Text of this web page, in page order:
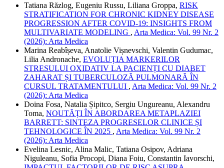
Tatiana Răzlog, Eugeniu Russu, Liliana Groppa, RISK
STRATIFICATION FOR CHRONIC KIDNEY DISEASE
PROGRESSION AFTER COVID-19: INSIGHTS FROM
MULTIVARIATE MODELING , Arta Medica: Vol. 99 Nr. 2
(2026): Arta Medica
Marina Reabîșeva, Anatolie Vișnevschi, Valentin Gudumac,
Lilia Andronache, EVOLUȚIA MARKERILOR
STRESULUI OXIDATIV LA PACIENȚI CU DIABET
ZAHARAT ȘI TUBERCULOZĂ PULMONARĂ ÎN
CURSUL TRATAMENTULUI , Arta Medica: Vol. 99 Nr. 2
(2026): Arta Medica
Doina Fosa, Natalia Șipitco, Sergiu Ungureanu, Alexandru
Toma, NOUTĂȚI ÎN ABORDAREA METAPLAZIEI
BARRETT: SINTEZA PROGRESELOR CLINICE ȘI
TEHNOLOGICE ÎN 2025 , Arta Medica: Vol. 99 Nr. 2
(2026): Arta Medica
Evelina Lesnic, Alina Malic, Tatiana Osipov, Adriana
Niguleanu, Sofia Procopi, Diana Foiu, Constantin Iavorschi,